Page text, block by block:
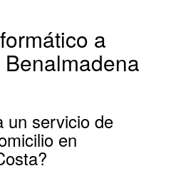
a
un servicio de
en